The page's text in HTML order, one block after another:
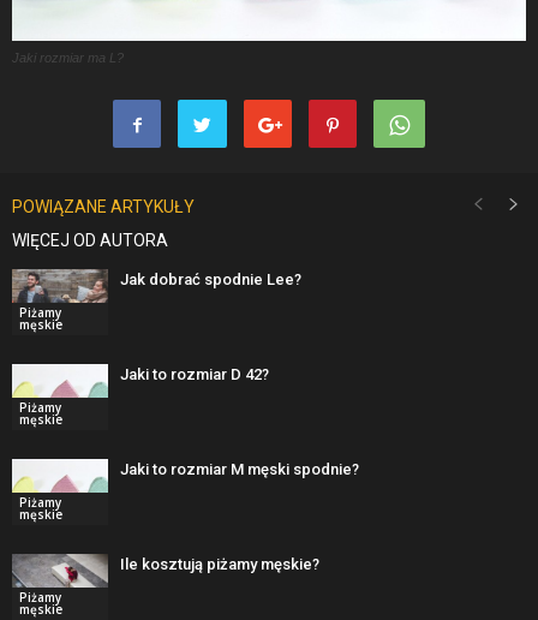
Jaki rozmiar ma L?
POWIĄZANE ARTYKUŁY
WIĘCEJ OD AUTORA
Piżamy
męskie
Jak dobrać spodnie Lee?
Piżamy
męskie
Jaki to rozmiar D 42?
Piżamy
męskie
Jaki to rozmiar M męski spodnie?
Piżamy
męskie
Ile kosztują piżamy męskie?